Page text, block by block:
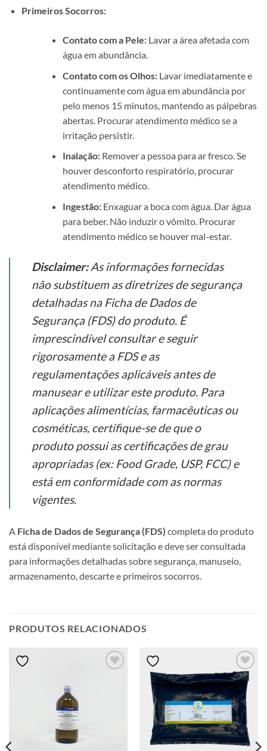
Primeiros Socorros:
Contato com a Pele:Lavar a área afetada com
água em abundância.
Contato com os Olhos:Lavar imediatamente e
continuamente com água em abundância por
pelo menos 15 minutos, mantendo as pálpebras
abertas. Procurar atendimento médico se a
irritação persistir.
Inalação:Remover a pessoa para ar fresco. Se
houver desconforto respiratório, procurar
atendimento médico.
Ingestão:Enxaguar a boca com água. Dar água
para beber. Não induzir o vômito. Procurar
atendimento médico se houver mal-estar.
Disclaimer:As informações fornecidas
não substituem as diretrizes de segurança
detalhadas na Ficha de Dados de
Segurança (FDS) do produto. É
imprescindível consultar e seguir
rigorosamente a FDS e as
regulamentações aplicáveis antes de
manusear e utilizar este produto. Para
aplicações alimentícias, farmacêuticas ou
cosméticas, certifique-se de que o
produto possui as certificações de grau
apropriadas (ex: Food Grade, USP, FCC) e
está em conformidade com as normas
vigentes.
A Ficha de Dados de Segurança (FDS) completa do produto
está disponível mediante solicitação e deve ser consultada
para informações detalhadas sobre segurança, manuseio,
armazenamento, descarte e primeiros socorros.
PRODUTOS RELACIONADOS